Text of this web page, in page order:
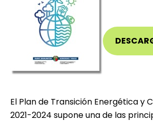
El Plan de Transición Energética y
2021-2024 supone una de las